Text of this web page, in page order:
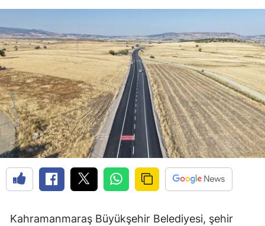
Kahramanmaraş Büyükşehir Belediyesi, şehir